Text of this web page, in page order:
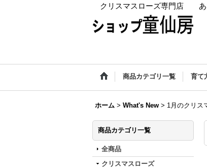
クリスマスローズ専門店 あ
商品カテゴリ一覧 育て
ホーム > What's New > 1月のクリ
商品カテゴリ一覧
全商品
クリスマスローズ